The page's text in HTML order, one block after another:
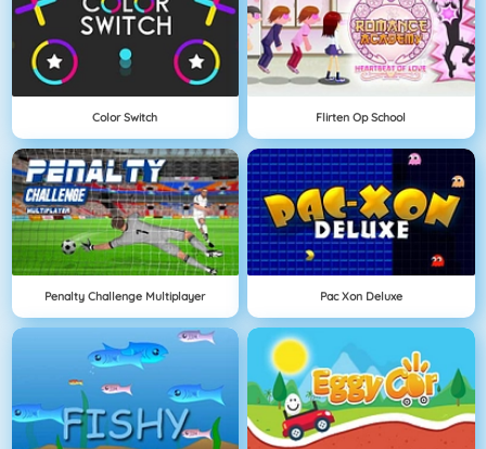
Color Switch Flirten Op School
Penalty Challenge Multiplayer Pac Xon Deluxe